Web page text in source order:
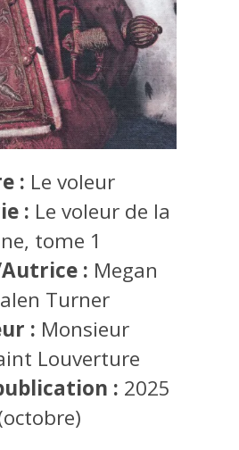
: Le voleur
: Le voleur de la
tome 1
: Megan
Turner
: Monsieur
Louverture
: 2025